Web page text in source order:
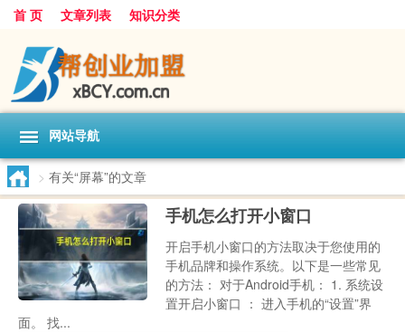
首 页 文章列表 知识分类
网站导航
> 有关“屏幕”的文章
手机怎么打开小窗口
开启手机小窗口的方法取决于您使用的
手机品牌和操作系统。以下是一些常见
的方法： 对于Android手机： 1. 系统设
置开启小窗口 ： 进入手机的“设置”界
面。 找...